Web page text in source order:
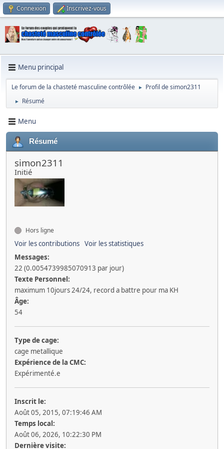
Connexion Inscrivez-vous
Menu principal
Le forum de la chasteté masculine contrôlée ► Profil de simon2311
► Résumé
Menu
Résumé
simon2311
Initié
Hors ligne
Voir les contributions Voir les statistiques
Messages:
22 (0.0054739985070913 par jour)
Texte Personnel:
maximum 10jours 24/24, record a battre pour ma KH
Âge:
54
Type de cage:
cage metallique
Expérience de la CMC:
Expérimenté.e
Inscrit le:
Août 05, 2015, 07:19:46 AM
Temps local:
Août 06, 2026, 10:22:30 PM
Dernière visite: